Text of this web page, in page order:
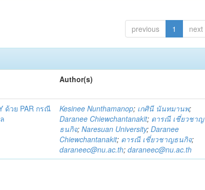
previous 1 next
Author(s)
ด้วย PAR กรณี
Kesinee Nunthamanop; เกศินี นันทมานพ;
Daranee Chiewchantanakit; ดารณี เชี่ยวชาญ
ธนกิจ;Naresuan University;Daranee
Chiewchantanakit; ดารณี เชี่ยวชาญธนกิจ;
daraneec@nu.ac.th;daraneec@nu.ac.th